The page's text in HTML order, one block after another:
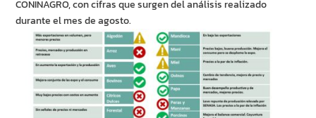
CONINAGRO, con cifras que surgen del análisis realizado
durante el mes de agosto.